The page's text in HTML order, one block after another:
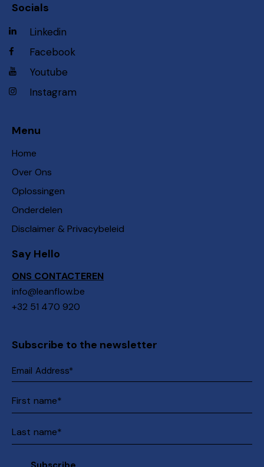
Socials
Linkedin
Facebook
Youtube
Instagram
Menu
Home
Over Ons
Oplossingen
Onderdelen
Disclaimer & Privacybeleid
Say Hello
ONS CONTACTEREN
info@leanflow.be
+32 51 470 920
Subscribe to the newsletter